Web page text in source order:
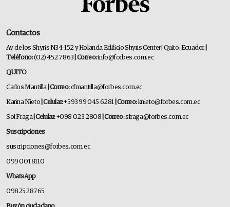
Contactos
Av. de los Shyris N34-152 y Holanda Edificio Shyris Center | Quito, Ecuador
Teléfono:(02) 452 7863 | Correo:info@forbes.com.ec
QUITO
Carlos Mantilla | Correo:cfmantilla@forbes.com.ec
Karina Nieto | Celular:+593 99 045 6281 | Correo:knieto@forbes.com.ec
Sol Fraga| Celular:+098 023 2808 | Correo:sfraga@forbes.com.ec
Suscripciones
suscripciones@forbes.com.ec
099 001 8110
WhatsApp
0982528765